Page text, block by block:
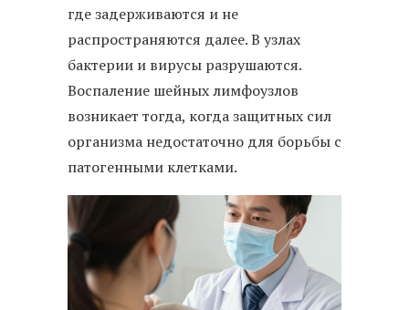
где задерживаются и не
распространяются далее. В узлах
бактерии и вирусы разрушаются.
Воспаление шейных лимфоузлов
возникает тогда, когда защитных сил
организма недостаточно для борьбы с
патогенными клетками.